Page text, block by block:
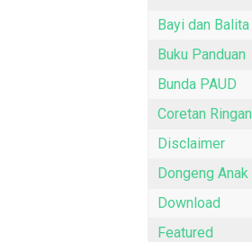
Bayi dan Balita
Buku Panduan
Bunda PAUD
Coretan Ringan
Disclaimer
Dongeng Anak
Download
Featured